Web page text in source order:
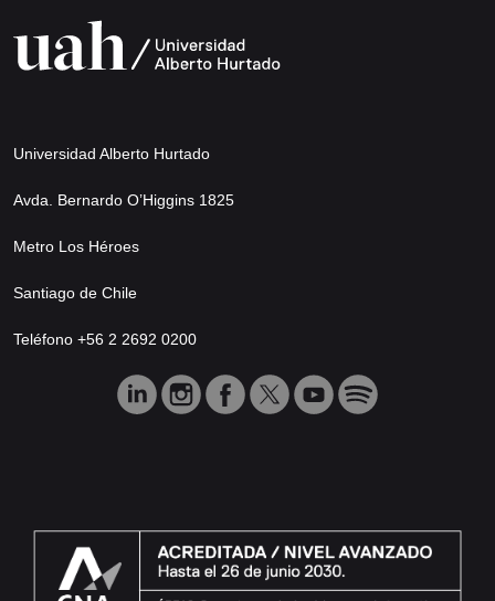
Universidad Alberto Hurtado
Avda. Bernardo O’Higgins 1825
Metro Los Héroes
Santiago de Chile
Teléfono +56 2 2692 0200